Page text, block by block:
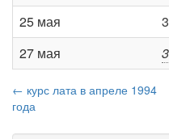
25 мая
27 мая
← курс лата в апреле 1994
года